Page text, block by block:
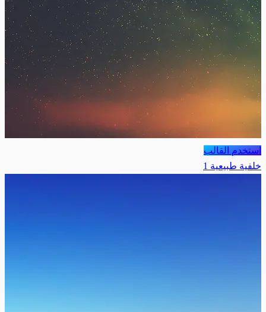
استخدم القالب
خلفية طبيعية 1